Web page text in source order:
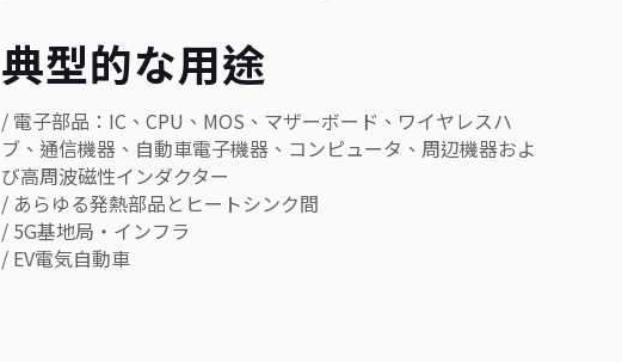
典型的な用途
/ 電子部品：IC、CPU、MOS、マザーボード、ワイヤレスハ
ブ、通信機器、自動車電子機器、コンピュータ、周辺機器およ
び高周波磁性インダクター
/ あらゆる発熱部品とヒートシンク間
/ 5G基地局・インフラ
/ EV電気自動車